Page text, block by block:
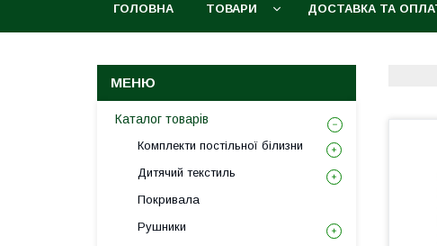
ГОЛОВНА ТОВАРИ ДОСТАВКА ТА
Каталог товарів
Комплекти постільної білизни
Дитячий текстиль
Покривала
Рушники